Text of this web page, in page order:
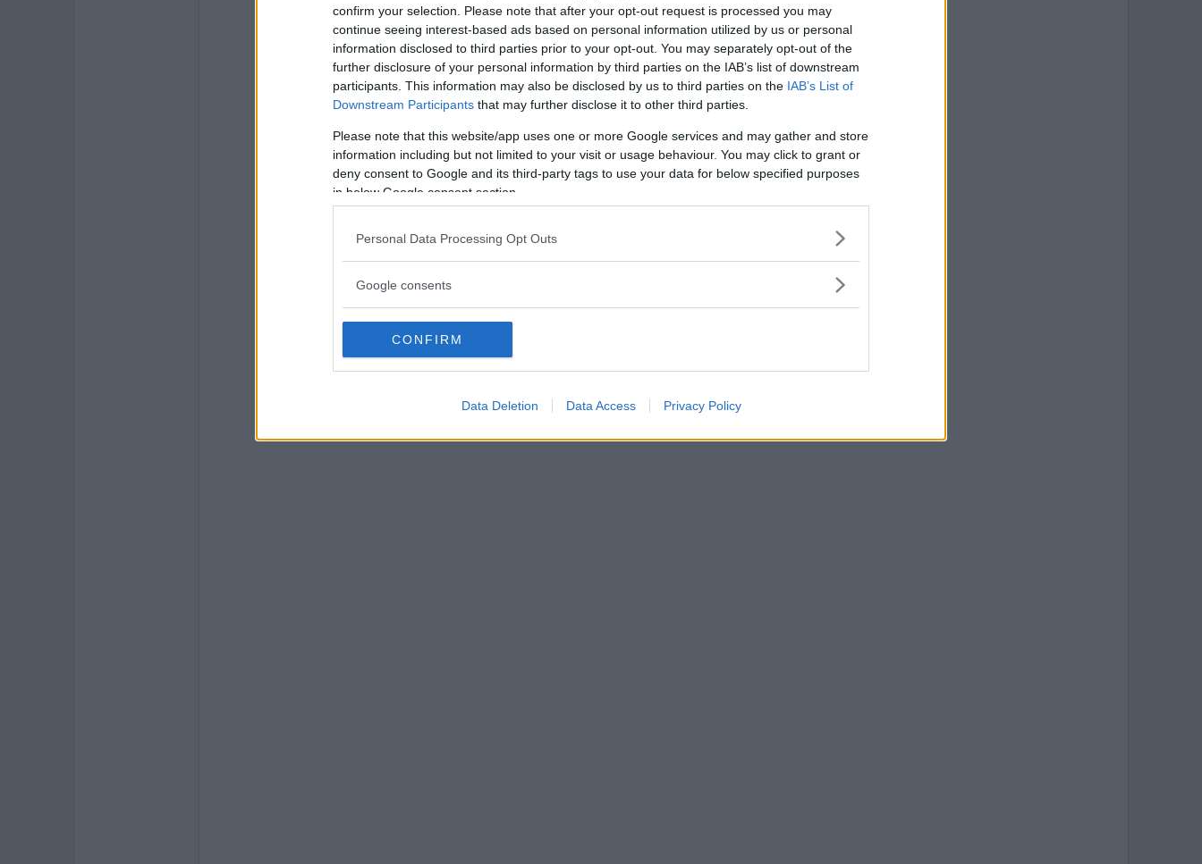
confirm your selection. Please note that after your opt-out request is processed you may
continue seeing interest-based ads based on personal information utilized by us or personal
information disclosed to third parties prior to your opt-out. You may separately opt-out of the
further disclosure of your personal information by third parties on the IAB’s list of downstream
participants. This information may also be disclosed by us to third parties on the IAB’s List of
Downstream Participants that may further disclose it to other third parties.
Please note that this website/app uses one or more Google services and may gather and store
information including but not limited to your visit or usage behaviour. You may click to grant or
deny consent to Google and its third-party tags to use your data for below specified purposes
in below Google consent section.
Personal Data Processing Opt Outs
Google consents
CONFIRM
Data Deletion Data Access Privacy Policy